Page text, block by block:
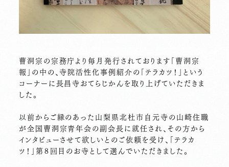
曹洞宗の宗務庁より毎月発行されております「曹洞宗
報」の中の、寺院活性化事例紹介の「テラカツ！」という
コーナーに長昌寺おてらじかんを取り上げていただきま
した。
以前からご縁のあった山梨県北杜市自元寺の山崎住職
が全国曹洞宗青年会の副会長に就任され、その方から
インタビューさせて欲しいとのご依頼を受け、「テラカ
ツ！」第８回目のお寺として選んでいただきました。